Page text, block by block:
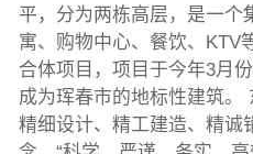
平，分为两栋高层，是一个
寓、购物中心、餐饮、KTV
合体项目，项目于今年3月
成为珲春市的地标性建筑。
精细设计、精工建造、精诚